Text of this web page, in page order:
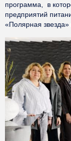
программа, в
предприятий
«Полярная звезда»